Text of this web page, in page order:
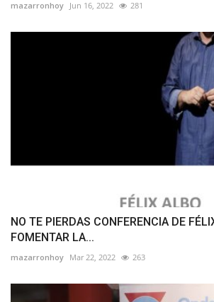
mazarronhoy Jun 16, 2022 281
NO TE PIERDAS CONFERENCIA DE
FOMENTAR LA...
mazarronhoy Mar 22, 2022 263